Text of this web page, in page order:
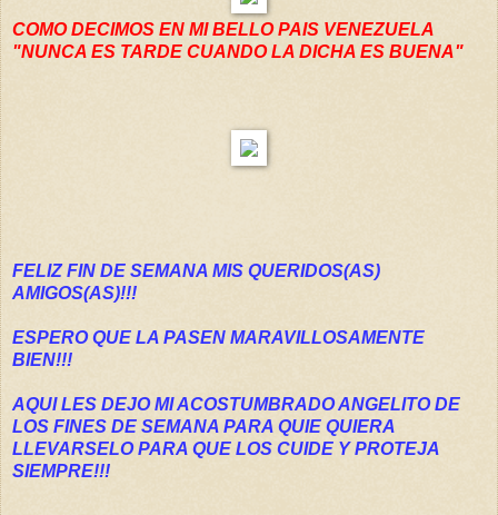
COMO DECIMOS EN MI BELLO PAIS VENEZUELA
"NUNCA ES TARDE CUANDO LA DICHA ES BUENA"
FELIZ FIN DE SEMANA MIS QUERIDOS(AS)
AMIGOS(AS)!!!
ESPERO QUE LA PASEN MARAVILLOSAMENTE
BIEN!!!
AQUI LES DEJO MI ACOSTUMBRADO ANGELITO DE
LOS FINES DE SEMANA PARA QUIE QUIERA
LLEVARSELO PARA QUE LOS CUIDE Y PROTEJA
SIEMPRE!!!